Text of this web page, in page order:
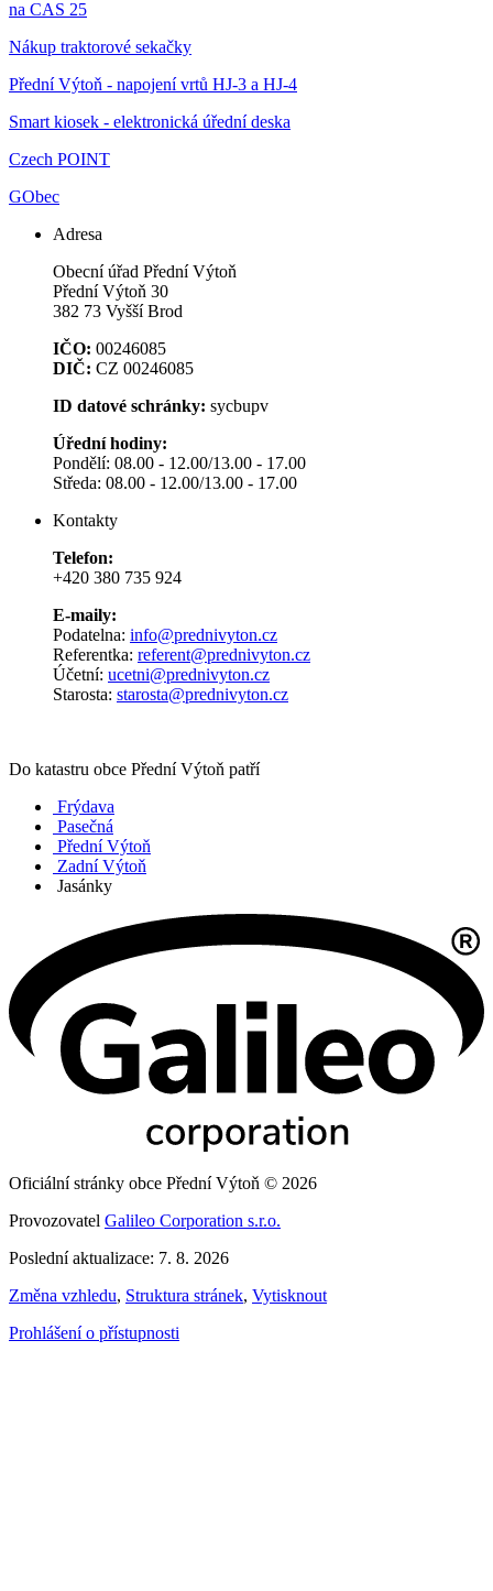
na CAS 25
Nákup traktorové sekačky
Přední Výtoň - napojení vrtů HJ-3 a HJ-4
Smart kiosek - elektronická úřední deska
Czech POINT
GObec
Adresa
Obecní úřad Přední Výtoň
Přední Výtoň 30
382 73 Vyšší Brod
IČO: 00246085
DIČ: CZ 00246085
ID datové schránky: sycbupv
Úřední hodiny:
Pondělí: 08.00 - 12.00/13.00 - 17.00
Středa: 08.00 - 12.00/13.00 - 17.00
Kontakty
Telefon:
+420 380 735 924
E-maily:
Podatelna: info@prednivyton.cz
Referentka: referent@prednivyton.cz
Účetní: ucetni@prednivyton.cz
Starosta: starosta@prednivyton.cz
Do katastru obce Přední Výtoň patří
Frýdava
Pasečná
Přední Výtoň
Zadní Výtoň
Jasánky
Oficiální stránky obce Přední Výtoň © 2026
Provozovatel Galileo Corporation s.r.o.
Poslední aktualizace: 7. 8. 2026
Změna vzhledu, Struktura stránek, Vytisknout
Prohlášení o přístupnosti